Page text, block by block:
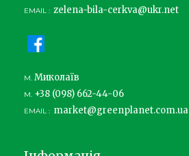
EMAIL : zelena-bila-cerkva@ukr.net
М. Миколаїв
М. +38 (098) 662-44-06
EMAIL : market@greenplanet.com.ua